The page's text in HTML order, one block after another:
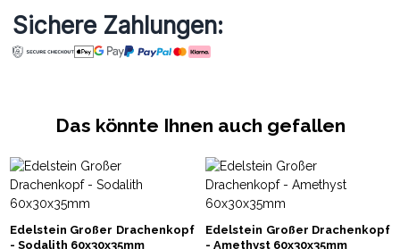
Sichere Zahlungen:
Das könnte Ihnen auch gefallen
Edelstein Großer Drachenkopf
- Sodalith 60x30x35mm
Edelstein Großer Drachenkopf
- Amethyst 60x30x35mm